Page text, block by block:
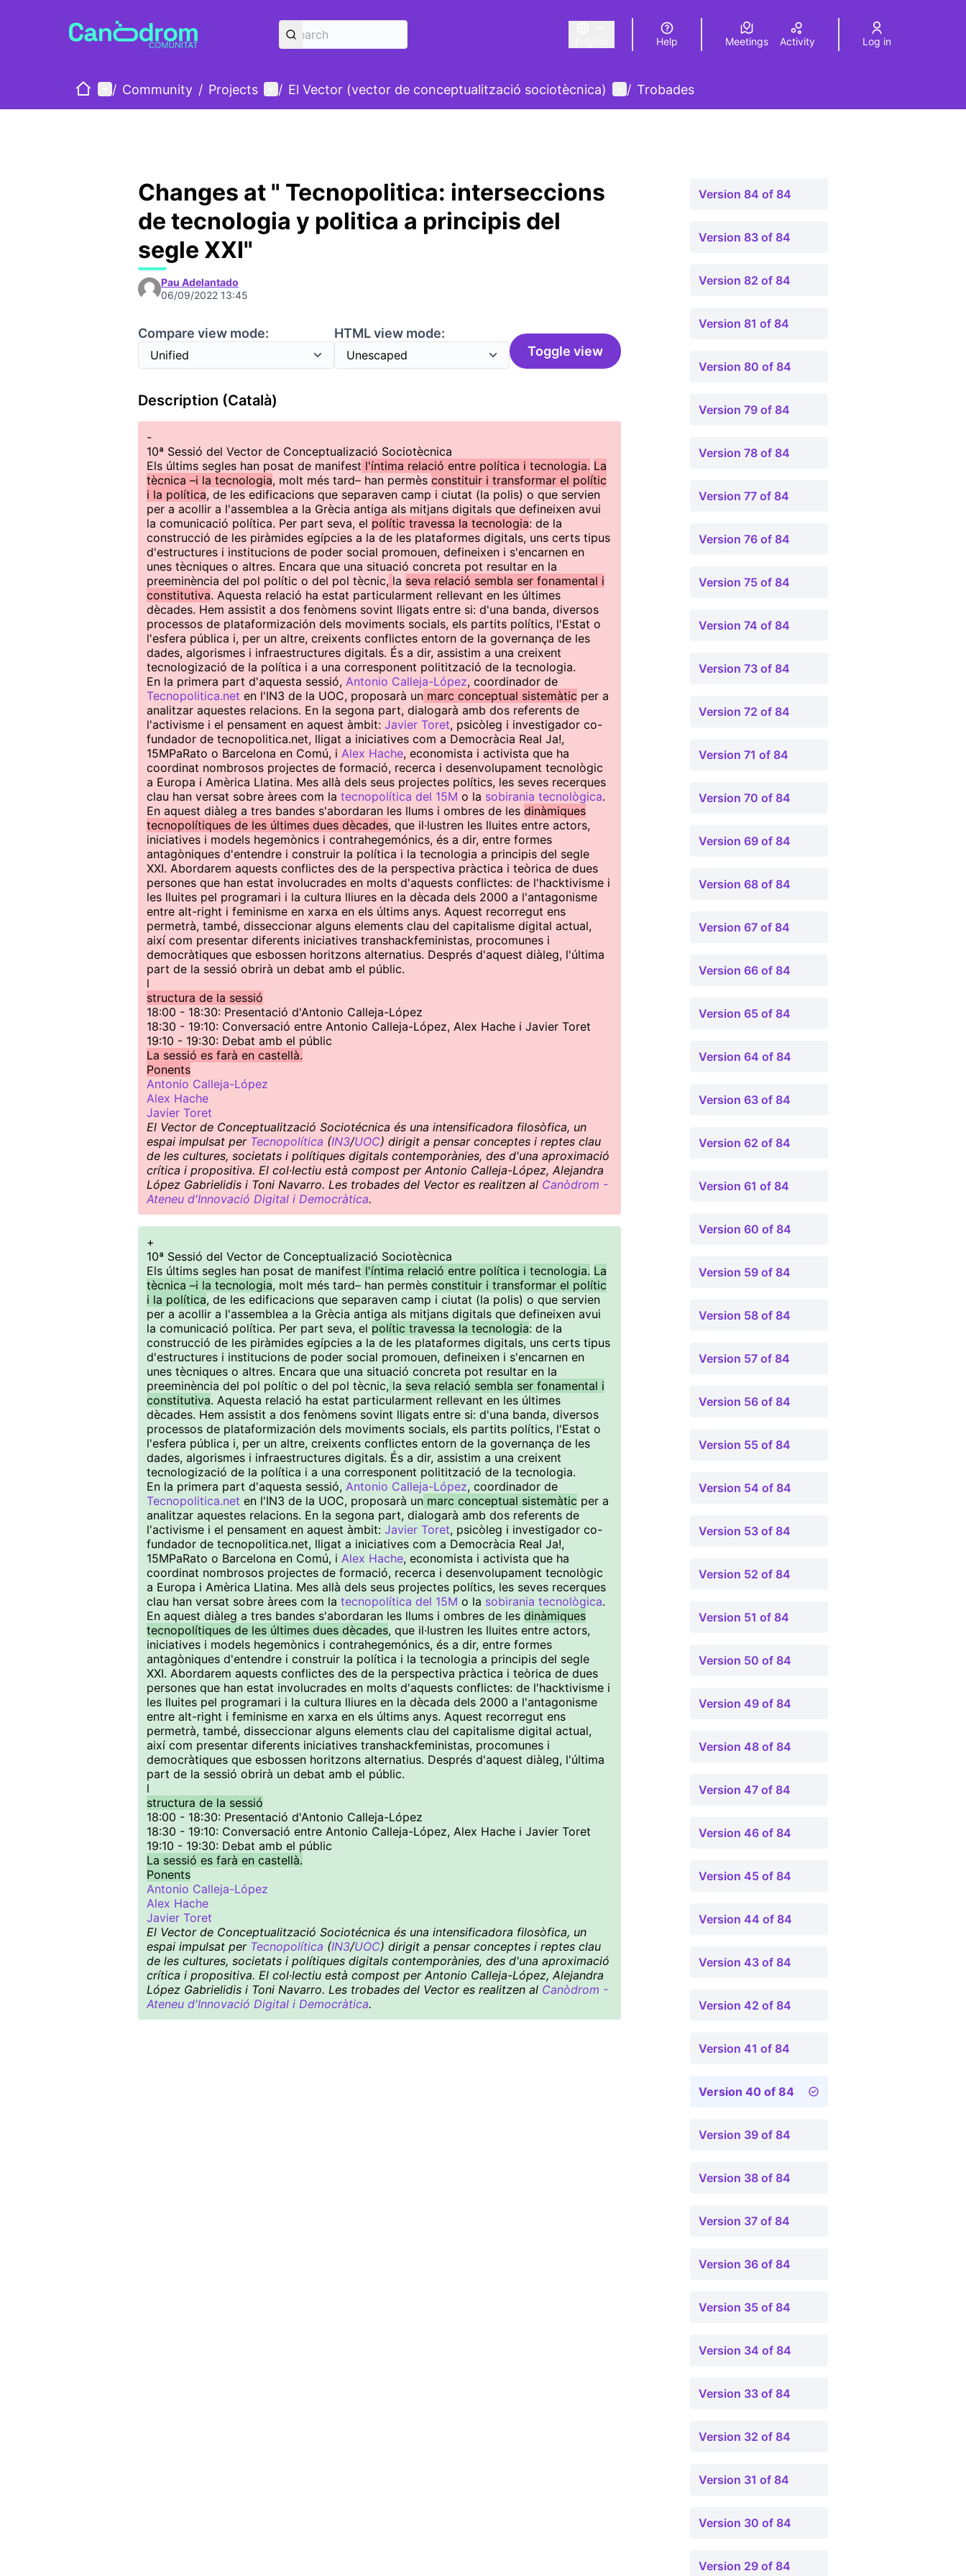
Triar la llengua Elegir el idiomaChoose language
Help Meetings Activity Log in
HomeMain menu
/ Community / Projects User menu
/ El Vector (vector de conceptualització sociotècnica) User menu
/ Trobades
Changes at " Tecnopolitica: interseccions
de tecnologia y politica a principis del
segle XXI"
Pau Adelantado
06/09/2022 13:45
Compare view mode:
HTML view mode:
Toggle view
Description (Català)
-
10ª Sessió del Vector de Conceptualizació Sociotècnica
Els últims segles han posat de manifest l'íntima relació entre política i tecnologia. La
tècnica –i la tecnologia, molt més tard– han permès constituir i transformar el polític
i la política, de les edificacions que separaven camp i ciutat (la polis) o que servien
per a acollir a l'assemblea a la Grècia antiga als mitjans digitals que defineixen avui
la comunicació política. Per part seva, el polític travessa la tecnologia: de la
construcció de les piràmides egípcies a la de les plataformes digitals, uns certs tipus
d'estructures i institucions de poder social promouen, defineixen i s'encarnen en
unes tècniques o altres. Encara que una situació concreta pot resultar en la
preeminència del pol polític o del pol tècnic, la seva relació sembla ser fonamental i
constitutiva. Aquesta relació ha estat particularment rellevant en les últimes
dècades. Hem assistit a dos fenòmens sovint lligats entre si: d'una banda, diversos
processos de plataformización dels moviments socials, els partits polítics, l'Estat o
l'esfera pública i, per un altre, creixents conflictes entorn de la governança de les
dades, algorismes i infraestructures digitals. És a dir, assistim a una creixent
tecnologizació de la política i a una corresponent politització de la tecnologia.
En la primera part d'aquesta sessió, Antonio Calleja-López, coordinador de
Tecnopolitica.net en l'IN3 de la UOC, proposarà un marc conceptual sistemàtic per a
analitzar aquestes relacions. En la segona part, dialogarà amb dos referents de
l'activisme i el pensament en aquest àmbit: Javier Toret, psicòleg i investigador co-
fundador de tecnopolitica.net, lligat a iniciatives com a Democràcia Real Ja!,
15MPaRato o Barcelona en Comú, i Alex Hache, economista i activista que ha
coordinat nombrosos projectes de formació, recerca i desenvolupament tecnològic
a Europa i Amèrica Llatina. Mes allà dels seus projectes polítics, les seves recerques
clau han versat sobre àrees com la tecnopolítica del 15M o la sobirania tecnològica.
En aquest diàleg a tres bandes s'abordaran les llums i ombres de les dinàmiques
tecnopolítiques de les últimes dues dècades, que il·lustren les lluites entre actors,
iniciatives i models hegemònics i contrahegemónics, és a dir, entre formes
antagòniques d'entendre i construir la política i la tecnologia a principis del segle
XXI. Abordarem aquests conflictes des de la perspectiva pràctica i teòrica de dues
persones que han estat involucrades en molts d'aquests conflictes: de l'hacktivisme i
les lluites pel programari i la cultura lliures en la dècada dels 2000 a l'antagonisme
entre alt-right i feminisme en xarxa en els últims anys. Aquest recorregut ens
permetrà, també, disseccionar alguns elements clau del capitalisme digital actual,
així com presentar diferents iniciatives transhackfeministas, procomunes i
democràtiques que esbossen horitzons alternatius. Després d'aquest diàleg, l'última
part de la sessió obrirà un debat amb el públic.
l
structura de la sessió
18:00 - 18:30: Presentació d'Antonio Calleja-López
18:30 - 19:10: Conversació entre Antonio Calleja-López, Alex Hache i Javier Toret
19:10 - 19:30: Debat amb el públic
La sessió es farà en castellà.
Ponents
Antonio Calleja-López
Alex Hache
Javier Toret
El Vector de Conceptualització Sociotécnica és una intensificadora filosòfica, un
espai impulsat per Tecnopolítica (IN3/UOC) dirigit a pensar conceptes i reptes clau
de les cultures, societats i polítiques digitals contemporànies, des d'una aproximació
crítica i propositiva. El col·lectiu està compost per Antonio Calleja-López, Alejandra
López Gabrielidis i Toni Navarro. Les trobades del Vector es realitzen al Canòdrom -
Ateneu d'Innovació Digital i Democràtica.
+
10ª Sessió del Vector de Conceptualizació Sociotècnica
Els últims segles han posat de manifest l'íntima relació entre política i tecnologia. La
tècnica –i la tecnologia, molt més tard– han permès constituir i transformar el polític
i la política, de les edificacions que separaven camp i ciutat (la polis) o que servien
per a acollir a l'assemblea a la Grècia antiga als mitjans digitals que defineixen avui
la comunicació política. Per part seva, el polític travessa la tecnologia: de la
construcció de les piràmides egípcies a la de les plataformes digitals, uns certs tipus
d'estructures i institucions de poder social promouen, defineixen i s'encarnen en
unes tècniques o altres. Encara que una situació concreta pot resultar en la
preeminència del pol polític o del pol tècnic, la seva relació sembla ser fonamental i
constitutiva. Aquesta relació ha estat particularment rellevant en les últimes
dècades. Hem assistit a dos fenòmens sovint lligats entre si: d'una banda, diversos
processos de plataformización dels moviments socials, els partits polítics, l'Estat o
l'esfera pública i, per un altre, creixents conflictes entorn de la governança de les
dades, algorismes i infraestructures digitals. És a dir, assistim a una creixent
tecnologizació de la política i a una corresponent politització de la tecnologia.
En la primera part d'aquesta sessió, Antonio Calleja-López, coordinador de
Tecnopolitica.net en l'IN3 de la UOC, proposarà un marc conceptual sistemàtic per a
analitzar aquestes relacions. En la segona part, dialogarà amb dos referents de
l'activisme i el pensament en aquest àmbit: Javier Toret, psicòleg i investigador co-
fundador de tecnopolitica.net, lligat a iniciatives com a Democràcia Real Ja!,
15MPaRato o Barcelona en Comú, i Alex Hache, economista i activista que ha
coordinat nombrosos projectes de formació, recerca i desenvolupament tecnològic
a Europa i Amèrica Llatina. Mes allà dels seus projectes polítics, les seves recerques
clau han versat sobre àrees com la tecnopolítica del 15M o la sobirania tecnològica.
En aquest diàleg a tres bandes s'abordaran les llums i ombres de les dinàmiques
tecnopolítiques de les últimes dues dècades, que il·lustren les lluites entre actors,
iniciatives i models hegemònics i contrahegemónics, és a dir, entre formes
antagòniques d'entendre i construir la política i la tecnologia a principis del segle
XXI. Abordarem aquests conflictes des de la perspectiva pràctica i teòrica de dues
persones que han estat involucrades en molts d'aquests conflictes: de l'hacktivisme i
les lluites pel programari i la cultura lliures en la dècada dels 2000 a l'antagonisme
entre alt-right i feminisme en xarxa en els últims anys. Aquest recorregut ens
permetrà, també, disseccionar alguns elements clau del capitalisme digital actual,
així com presentar diferents iniciatives transhackfeministas, procomunes i
democràtiques que esbossen horitzons alternatius. Després d'aquest diàleg, l'última
part de la sessió obrirà un debat amb el públic.
l
structura de la sessió
18:00 - 18:30: Presentació d'Antonio Calleja-López
18:30 - 19:10: Conversació entre Antonio Calleja-López, Alex Hache i Javier Toret
19:10 - 19:30: Debat amb el públic
La sessió es farà en castellà.
Ponents
Antonio Calleja-López
Alex Hache
Javier Toret
El Vector de Conceptualització Sociotécnica és una intensificadora filosòfica, un
espai impulsat per Tecnopolítica (IN3/UOC) dirigit a pensar conceptes i reptes clau
de les cultures, societats i polítiques digitals contemporànies, des d'una aproximació
crítica i propositiva. El col·lectiu està compost per Antonio Calleja-López, Alejandra
López Gabrielidis i Toni Navarro. Les trobades del Vector es realitzen al Canòdrom -
Ateneu d'Innovació Digital i Democràtica.
Version 84 of 84
Version 83 of 84
Version 82 of 84
Version 81 of 84
Version 80 of 84
Version 79 of 84
Version 78 of 84
Version 77 of 84
Version 76 of 84
Version 75 of 84
Version 74 of 84
Version 73 of 84
Version 72 of 84
Version 71 of 84
Version 70 of 84
Version 69 of 84
Version 68 of 84
Version 67 of 84
Version 66 of 84
Version 65 of 84
Version 64 of 84
Version 63 of 84
Version 62 of 84
Version 61 of 84
Version 60 of 84
Version 59 of 84
Version 58 of 84
Version 57 of 84
Version 56 of 84
Version 55 of 84
Version 54 of 84
Version 53 of 84
Version 52 of 84
Version 51 of 84
Version 50 of 84
Version 49 of 84
Version 48 of 84
Version 47 of 84
Version 46 of 84
Version 45 of 84
Version 44 of 84
Version 43 of 84
Version 42 of 84
Version 41 of 84
Version 40 of 84
Version 39 of 84
Version 38 of 84
Version 37 of 84
Version 36 of 84
Version 35 of 84
Version 34 of 84
Version 33 of 84
Version 32 of 84
Version 31 of 84
Version 30 of 84
Version 29 of 84